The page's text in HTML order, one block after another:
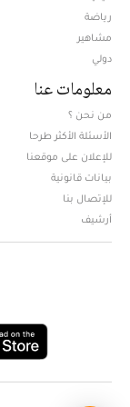
رياضة
مشاهير
دولي
معلومات عنا
من نحن ؟
الأسئلة الأكثر طرحا
للإعلان على موقعنا
بيانات قانونية
للإتصال بنا
أرشيف